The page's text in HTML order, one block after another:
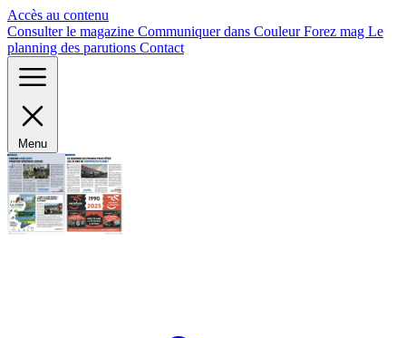
Accès au contenu
Consulter le magazine Communiquer dans Couleur Forez mag Le
planning des parutions Contact
Menu
Panneau de gestion des cookies